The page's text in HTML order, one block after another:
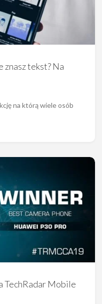
znasz tekst? Na
na którą wiele osób
TechRadar Mobile